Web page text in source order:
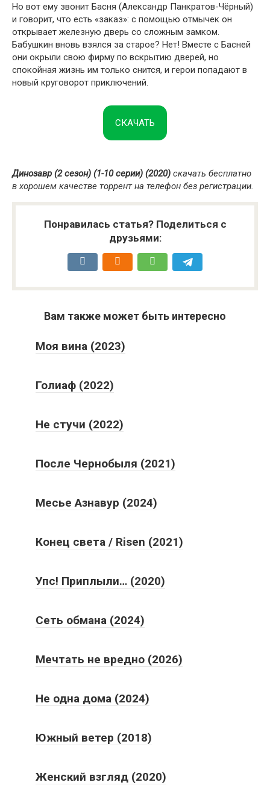
Но вот ему звонит Басня (Александр Панкратов-Чёрный)
и говорит, что есть «заказ»: с помощью отмычек он
открывает железную дверь со сложным замком.
Бабушкин вновь взялся за старое? Нет! Вместе с Басней
они окрыли свою фирму по вскрытию дверей, но
спокойная жизнь им только снится, и герои попадают в
новый круговорот приключений.
СКАЧАТЬ
Динозавр (2 сезон) (1-10 серии) (2020) скачать бесплатно
в хорошем качестве торрент на телефон без регистрации.
Понравилась статья? Поделиться с
друзьями:
Вам также может быть интересно
Моя вина (2023)
Голиаф (2022)
Не стучи (2022)
После Чернобыля (2021)
Месье Азнавур (2024)
Конец света / Risen (2021)
Упс! Приплыли… (2020)
Сеть обмана (2024)
Мечтать не вредно (2026)
Не одна дома (2024)
Южный ветер (2018)
Женский взгляд (2020)